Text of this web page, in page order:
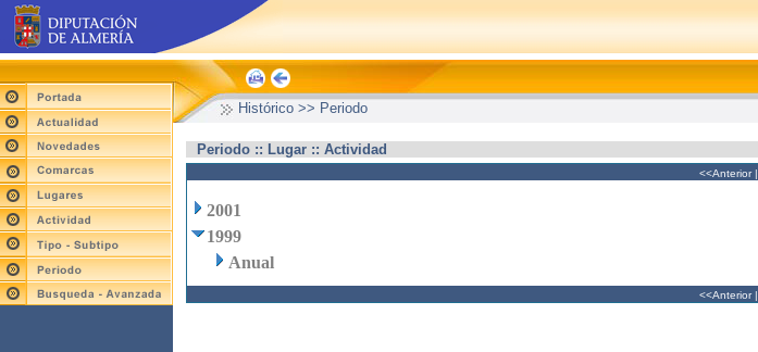
Histórico >> Periodo
Periodo :: Lugar :: Actividad
<<Anterior|
2001
1999
Anual
<<Anterior|